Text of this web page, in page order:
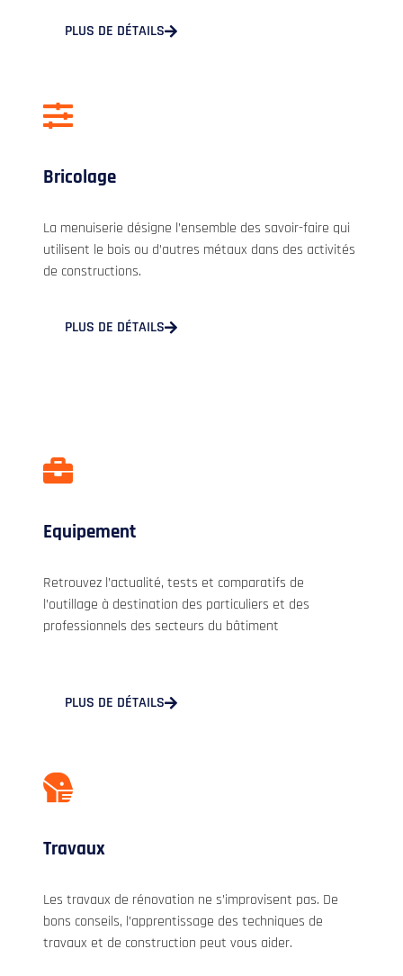
PLUS DE DÉTAILS
Bricolage
La menuiserie désigne l’ensemble des savoir-faire qui
utilisent le bois ou d’autres métaux dans des activités
de constructions.
PLUS DE DÉTAILS
Equipement
Retrouvez l’actualité, tests et comparatifs de
l’outillage à destination des particuliers et des
professionnels des secteurs du bâtiment
PLUS DE DÉTAILS
Travaux
Les travaux de rénovation ne s’improvisent pas. De
bons conseils, l’apprentissage des techniques de
travaux et de construction peut vous aider.